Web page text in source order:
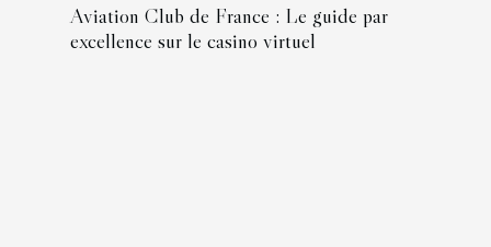
Aviation Club de France : Le guide par
excellence sur le casino virtuel